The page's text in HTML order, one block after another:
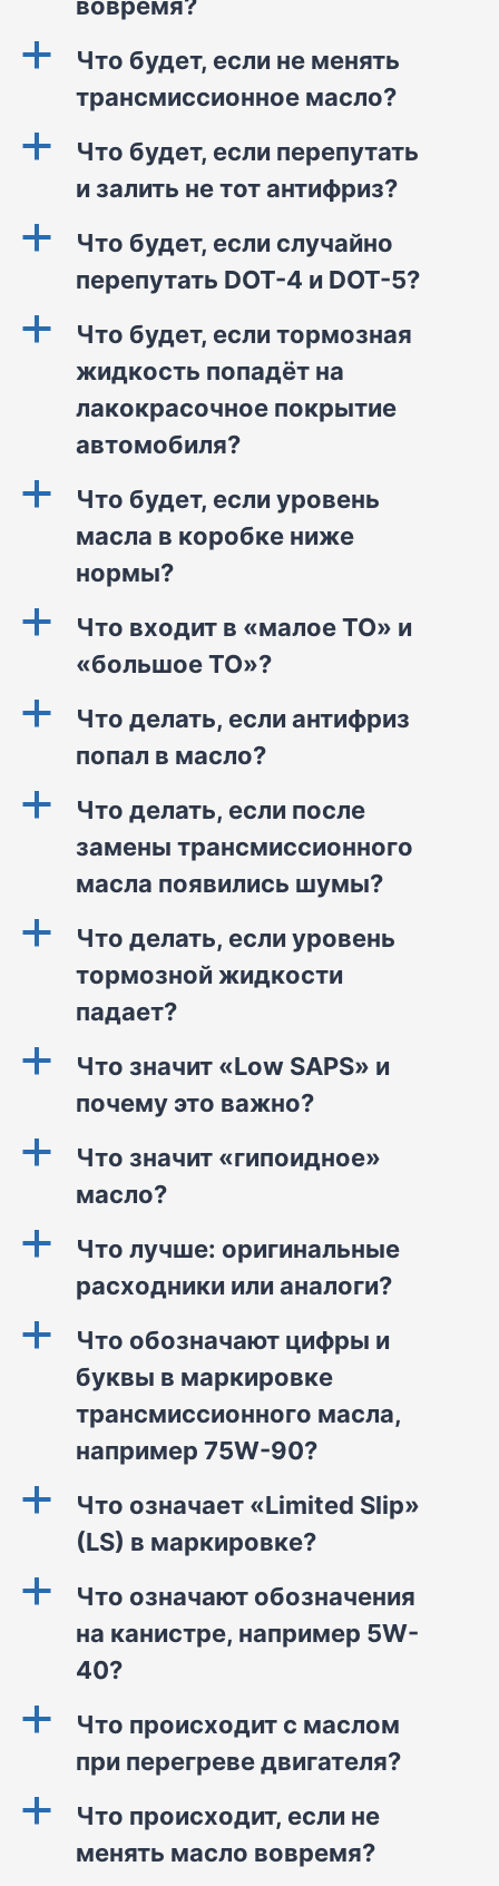
a
Что будет, если не менять
трансмиссионное масло?
a
Что будет, если перепутать
и залить не тот антифриз?
a
Что будет, если случайно
перепутать DOT-4 и DOT-5?
a
Что будет, если тормозная
жидкость попадёт на
лакокрасочное покрытие
автомобиля?
a
Что будет, если уровень
масла в коробке ниже
нормы?
a
Что входит в «малое ТО» и
«большое ТО»?
a
Что делать, если антифриз
попал в масло?
a
Что делать, если после
замены трансмиссионного
масла появились шумы?
a
Что делать, если уровень
тормозной жидкости
падает?
a
Что значит «Low SAPS» и
почему это важно?
a
Что значит «гипоидное»
масло?
a
Что лучше: оригинальные
расходники или аналоги?
a
Что обозначают цифры и
буквы в маркировке
трансмиссионного масла,
например 75W-90?
a
Что означает «Limited Slip»
(LS) в маркировке?
a
Что означают обозначения
на канистре, например 5W-
40?
a
Что происходит с маслом
при перегреве двигателя?
a
Что происходит, если не
менять масло вовремя?